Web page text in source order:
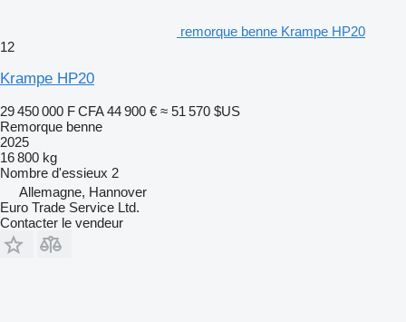
remorque benne Krampe HP20
12
Krampe HP20
29 450 000 F CFA 44 900 € ≈ 51 570 $US
Remorque benne
2025
16 800 kg
Nombre d'essieux 2
Allemagne, Hannover
Euro Trade Service Ltd.
Contacter le vendeur